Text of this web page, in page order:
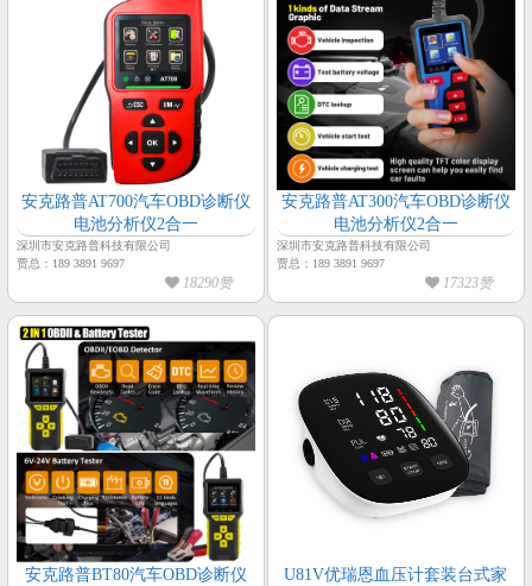
安克路普AT700汽车OBD诊断仪
电池分析仪2合一
深圳市安克路普科技有限公司
贾总：189 3891 9697
18290赞
安克路普AT300汽车OBD诊断仪
电池分析仪2合一
深圳市安克路普科技有限公司
贾总：189 3891 9697
17323赞
安克路普BT80汽车OBD诊断仪
U81V优瑞恩血压计套装台式家